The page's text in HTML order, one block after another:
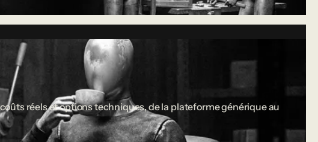
réels et options techniques, de la plateforme générique au